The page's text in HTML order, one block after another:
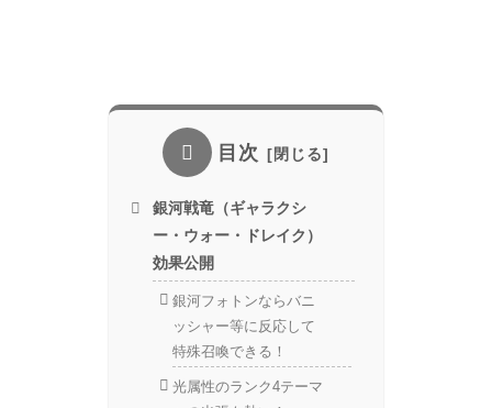
目次
銀河戦竜（ギャラクシ
ー・ウォー・ドレイク）
効果公開
銀河フォトンならバニ
ッシャー等に反応して
特殊召喚できる！
光属性のランク4テーマ